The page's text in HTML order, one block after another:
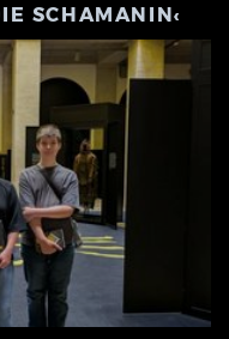
SCHAMANIN‹